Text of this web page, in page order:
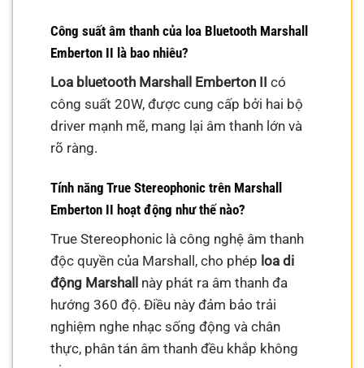
Công suất âm thanh của loa Bluetooth Marshall
Emberton II là bao nhiêu?
Loa bluetooth Marshall Emberton II có
công suất 20W, được cung cấp bởi hai bộ
driver mạnh mẽ, mang lại âm thanh lớn và
rõ ràng.
Tính năng True Stereophonic trên Marshall
Emberton II hoạt động như thế nào?
True Stereophonic là công nghệ âm thanh
độc quyền của Marshall, cho phép loa di
động Marshall
này phát ra âm thanh đa
hướng 360 độ. Điều này đảm bảo trải
nghiệm nghe nhạc sống động và chân
thực, phân tán âm thanh đều khắp không